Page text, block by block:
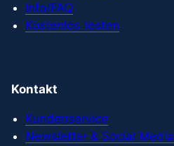
Info/FAQ
Kostenlos testen
Kontakt
Kundenservice
Newsletter & Social Media